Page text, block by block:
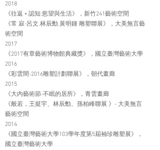
2018
《往返 • 認知:慾望與生活》，新竹241藝術空間
《常 寂-呂文.林辰勳.黃明鍾 雕塑聯展》，大美無言藝
術空間
2017
《2017有章藝術博物館典藏獎》，國立臺灣藝術大學
2016
《彩雲間-2016雕塑計劃聯展》，朝代畫廊
2015
《大內藝術節-不眠的居所》，青雲畫廊
《般若，王挺宇、林辰勳、孫柏峰聯展 》- 大美無言
藝術空間
2014
《國立臺灣藝術大學103學年度第5屆袖珍雕塑展》，
國立臺灣藝術大學